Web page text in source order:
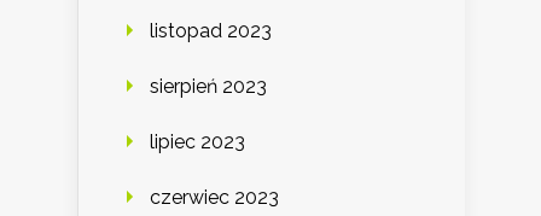
listopad 2023
sierpień 2023
lipiec 2023
czerwiec 2023